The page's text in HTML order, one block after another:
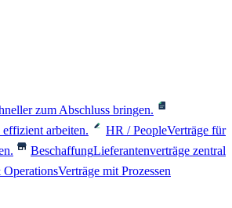
zum Abschluss bringen.
arbeiten. HR / PeopleVerträge für
BeschaffungLieferantenverträge zentral
Verträge mit Prozessen